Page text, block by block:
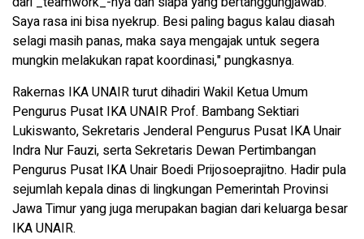
Saya rasa ini bisa nyekrup. Besi paling bagus kalau diasah
selagi masih panas, maka saya mengajak untuk segera
mungkin melakukan rapat koordinasi," pungkasnya.
Rakernas IKA UNAIR turut dihadiri Wakil Ketua Umum
Pengurus Pusat IKA UNAIR Prof. Bambang Sektiari
Lukiswanto, Sekretaris Jenderal Pengurus Pusat IKA Unair
Indra Nur Fauzi, serta Sekretaris Dewan Pertimbangan
Pengurus Pusat IKA Unair Boedi Prijosoeprajitno. Hadir pula
sejumlah kepala dinas di lingkungan Pemerintah Provinsi
Jawa Timur yang juga merupakan bagian dari keluarga besar
IKA UNAIR.